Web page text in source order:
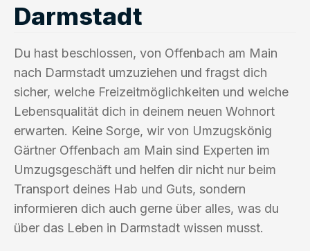
Darmstadt
Du hast beschlossen, von Offenbach am Main
nach Darmstadt umzuziehen und fragst dich
sicher, welche Freizeitmöglichkeiten und welche
Lebensqualität dich in deinem neuen Wohnort
erwarten. Keine Sorge, wir von Umzugskönig
Gärtner Offenbach am Main sind Experten im
Umzugsgeschäft und helfen dir nicht nur beim
Transport deines Hab und Guts, sondern
informieren dich auch gerne über alles, was du
über das Leben in Darmstadt wissen musst.